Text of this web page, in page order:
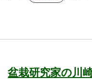
盆栽研究家の川